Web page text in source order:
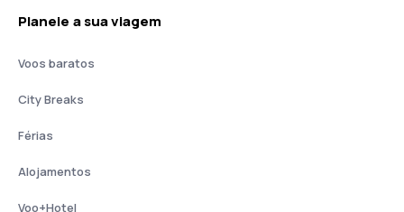
Planeie a sua viagem
Voos baratos
City Breaks
Férias
Alojamentos
Voo+Hotel